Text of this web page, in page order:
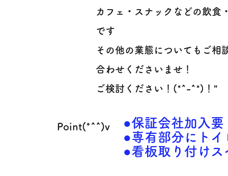
カフェ・スナックなどの飲食
です
その他の業態についてもご相
合わせくださいませ！
ご検討ください！(*^-^*)！"
Point(*^^)v
●保証会社加入要
●専有部分にトイ
●看板取り付けス